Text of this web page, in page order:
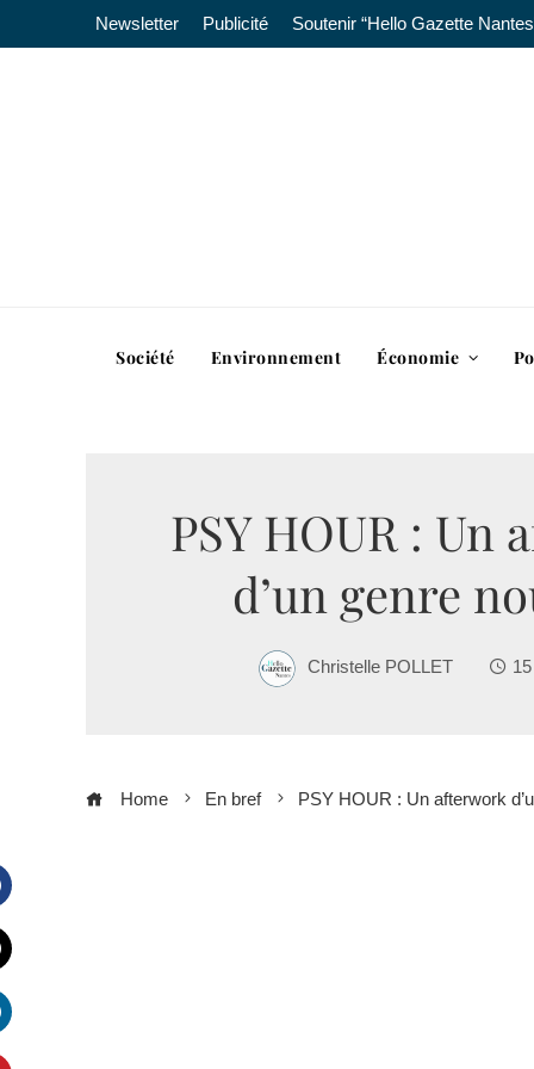
Newsletter Publicité Soutenir “Hello Gazette
Société Environnement Économie
PSY HOUR : Un
d’un genre
Christelle POLLET
Home En bref PSY HOUR : Un afterwork